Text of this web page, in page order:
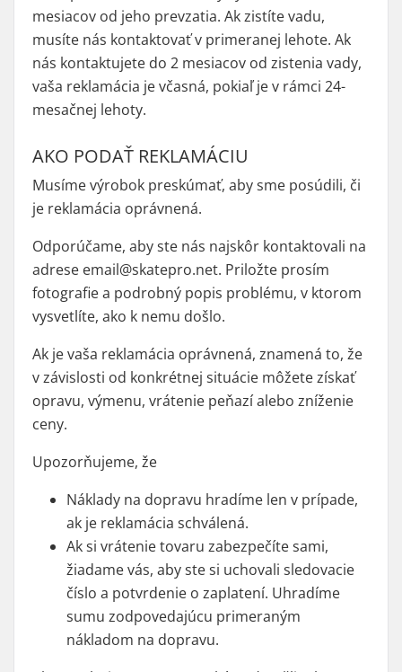
mesiacov od jeho prevzatia. Ak zistíte vadu,
musíte nás kontaktovať v primeranej lehote. Ak
nás kontaktujete do 2 mesiacov od zistenia vady,
vaša reklamácia je včasná, pokiaľ je v rámci 24-
mesačnej lehoty.
AKO PODAŤ REKLAMÁCIU
Musíme výrobok preskúmať, aby sme posúdili, či
je reklamácia oprávnená.
Odporúčame, aby ste nás najskôr kontaktovali na
adrese email@skatepro.net. Priložte prosím
fotografie a podrobný popis problému, v ktorom
vysvetlíte, ako k nemu došlo.
Ak je vaša reklamácia oprávnená, znamená to, že
v závislosti od konkrétnej situácie môžete získať
opravu, výmenu, vrátenie peňazí alebo zníženie
ceny.
Upozorňujeme, že
Náklady na dopravu hradíme len v prípade,
ak je reklamácia schválená.
Ak si vrátenie tovaru zabezpečíte sami,
žiadame vás, aby ste si uchovali sledovacie
číslo a potvrdenie o zaplatení. Uhradíme
sumu zodpovedajúcu primeraným
nákladom na dopravu.